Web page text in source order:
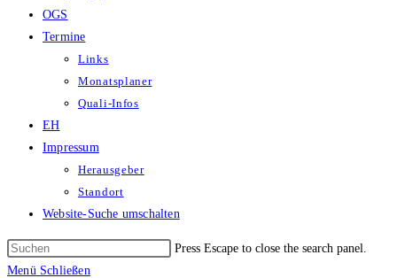
OGS
Termine
Links
Monatsplaner
Quali-Infos
EH
Impressum
Herausgeber
Standort
Website-Suche umschalten
Press Escape to close the search panel.
Menü Schließen